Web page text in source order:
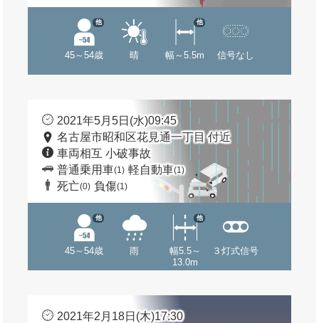
45～54歳
他
晴 幅～5.5m
他
信号なし
2021年5月5日(水)09:45
名古屋市昭和区花見通一丁目 付近
車両相互 小破事故
普通乗用車(1) 軽自動車(1)
死亡(0) 負傷(1)
45～54歳
他
雨
幅5.5～
13.0m
他
３灯式信号
2021年2月18日(木)17:30